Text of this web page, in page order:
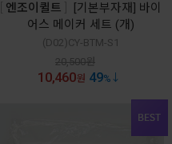
엔조이퀼트
[기본부자재] 바이
어스 메이커 세트 (개)
(D02)CY-BTM-S1
20,500원
10,460원 49%